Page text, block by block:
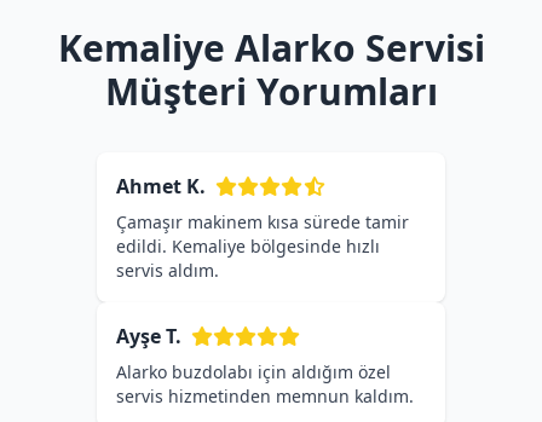
Kemaliye Alarko Servisi
Müşteri Yorumları
Ahmet K.
Çamaşır makinem kısa sürede tamir
edildi. Kemaliye bölgesinde hızlı
servis aldım.
Ayşe T.
Alarko buzdolabı için aldığım özel
servis hizmetinden memnun kaldım.